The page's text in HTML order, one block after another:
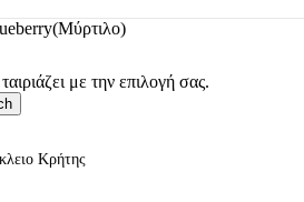
με την επιλογή σας.
Κρήτης